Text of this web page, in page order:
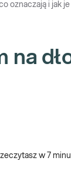
oznaczają i jak
w 7